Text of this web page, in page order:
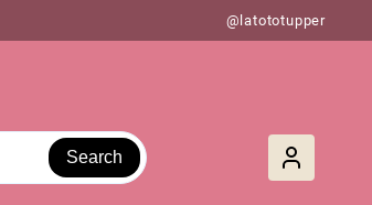
@latototupper
Search